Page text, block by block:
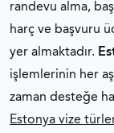
ESTONYA VIZE
ESTONYA
randevu alma,
harç ve başvuru
yer almaktadır.
işlemlerinin her
zaman desteğe
Estonya vize